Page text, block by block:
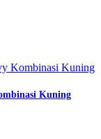
Kuning